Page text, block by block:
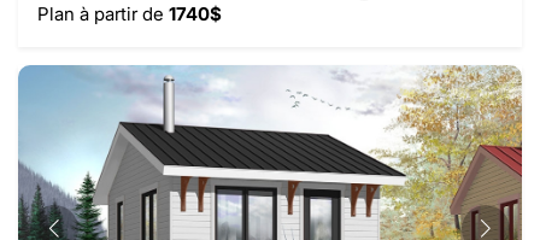
Plan à partir de 1740$